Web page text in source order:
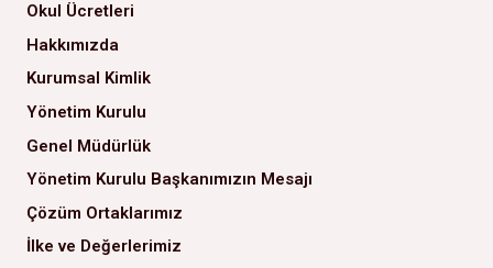
Okul Ücretleri
Hakkımızda
Kurumsal Kimlik
Yönetim Kurulu
Genel Müdürlük
Yönetim Kurulu Başkanımızın Mesajı
Çözüm Ortaklarımız
İlke ve Değerlerimiz